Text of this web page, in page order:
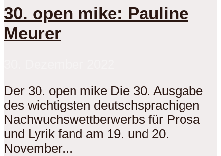
30. open mike: Pauline
Meurer
Der 30. open mike Die 30. Ausgabe
des wichtigsten deutschsprachigen
Nachwuchswettberwerbs für Prosa
und Lyrik fand am 19. und 20.
November...